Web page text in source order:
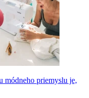
módneho priemyslu je,